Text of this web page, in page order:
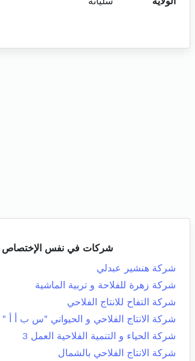
شركات في نفس الإختصاص
شركة هنشير عبدلي
شركة زهرة للفلاحة و تربية الماشية
شركة التفاح للانتاج الفلاحي
شركة الانتاج الفلاحي و الحيواني "س ب أ أ "
شركة الحياء و التنمية الفلاحية العمل 3
شركة الانتاج الفلاحي بالشمال